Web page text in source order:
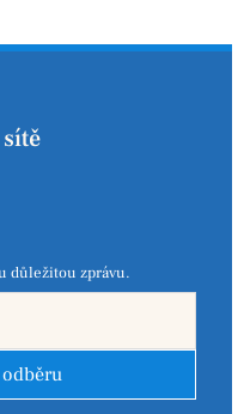
důležitou zprávu.